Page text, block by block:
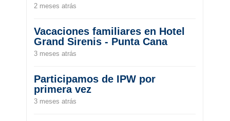
2 meses atrás
Vacaciones familiares en Hotel
Grand Sirenis - Punta Cana
3 meses atrás
Participamos de IPW por
primera vez
3 meses atrás